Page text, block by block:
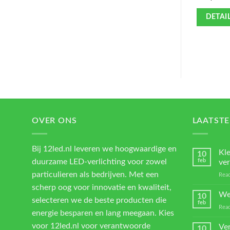
OVER ONS
Bij 12led.nl leveren we hoogwaardige en
duurzame LED-verlichting voor zowel
particulieren als bedrijven. Met een
scherp oog voor innovatie en kwaliteit,
selecteren we de beste producten die
energie besparen en lang meegaan. Kies
voor 12led.nl voor verantwoorde
10
feb
10
feb